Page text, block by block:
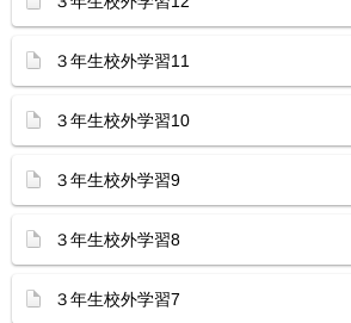
３年生校外学習11
３年生校外学習10
３年生校外学習9
３年生校外学習8
３年生校外学習7